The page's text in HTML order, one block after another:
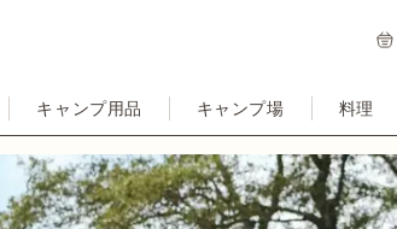
キャンプ用品 キャンプ場 料理